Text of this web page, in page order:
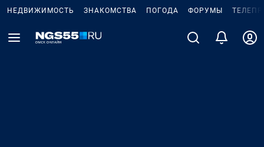
НЕДВИЖИМОСТЬ ЗНАКОМСТВА ПОГОДА ФОРУМЫ